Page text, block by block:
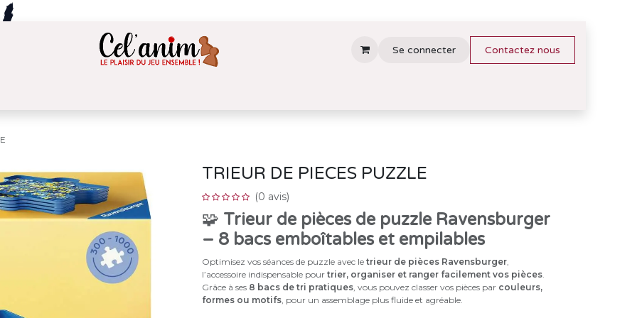
Se connecter Contactez nous
TRIEUR DE PIECES PUZZLE
(0 avis)
🧩 Trieur de pièces de puzzle Ravensburger
– 8 bacs emboîtables et empilables
Optimisez vos séances de puzzle avec le trieur de pièces Ravensburger,
l’accessoire indispensable pour trier, organiser et ranger facilement vos pièces.
Grâce à ses 8 bacs de tri pratiques, vous pouvez classer vos pièces par couleurs,
formes ou motifs, pour un assemblage plus fluide et agréable.